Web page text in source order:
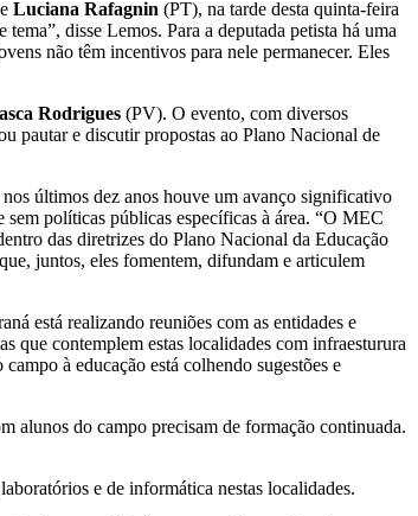
Luciana Rafagnin (PT), na tarde desta quinta-feira
disse Lemos. Para a deputada petista há uma
não têm incentivos para nele permanecer. Eles
Rodrigues (PV). O evento, com diversos
pautar e discutir propostas ao Plano Nacional de
últimos dez anos houve um avanço significativo
sem políticas públicas específicas à área. “O MEC
das diretrizes do Plano Nacional da Educação
juntos, eles fomentem, difundam e articulem
está realizando reuniões com as entidades e
que contemplem estas localidades com infraesturura
à educação está colhendo sugestões e
alunos do campo precisam de formação continuada.
e de informática nestas localidades.